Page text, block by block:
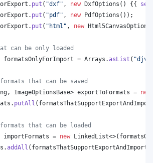
. put ( "dxf" , new DxfOptions () {{
. put ( "pdf" , new PdfOptions ());
. put ( "html" , new Html5CanvasOptions
can be only loaded
formatsOnlyForImport = Arrays .asList (
that can be saved
, ImageOptionsBase> exportToFormats = new
. putAll (
that can be loaded
importFormats = new LinkedList<>(
.addAll ( formatsThatSupportExportAndImport